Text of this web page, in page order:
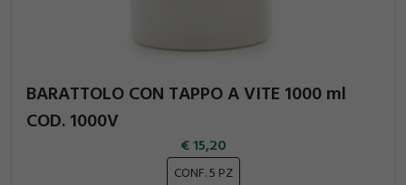
BARATTOLO CON TAPPO A VITE 1000 ml
COD. 1000V
15,20
CONF. 5 PZ